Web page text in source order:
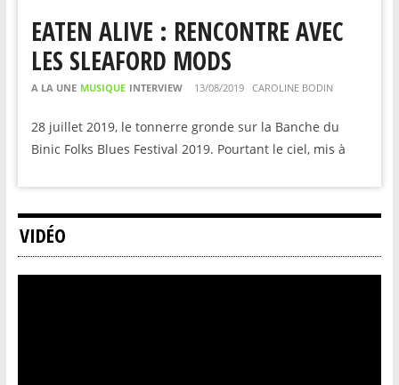
EATEN ALIVE : RENCONTRE AVEC
LES SLEAFORD MODS
A LA UNE MUSIQUE INTERVIEW 13/08/2019 CAROLINE BODIN
28 juillet 2019, le tonnerre gronde sur la Banche du
Binic Folks Blues Festival 2019. Pourtant le ciel, mis à
VIDÉO